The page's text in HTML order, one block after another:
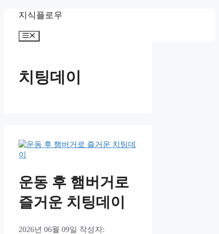
지식플로우
메
치팅데이
운동 후 햄버거로
즐거운 치팅데이
2026년 06월 09일 작성자: